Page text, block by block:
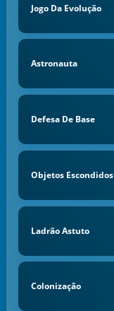
Jogo Da Evolução
Astronauta
Defesa De Base
Objetos Escondidos
Ladrão Astuto
Colonização